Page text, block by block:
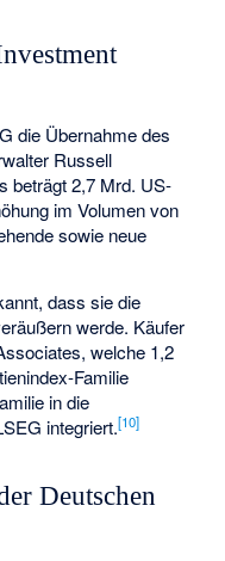
die Übernahme des
Russell
beträgt 2,7 Mrd. US-
im Volumen von
sowie neue
dass sie die
werde. Käufer
welche 1,2
Familie
in die
integriert.[10]
Deutschen